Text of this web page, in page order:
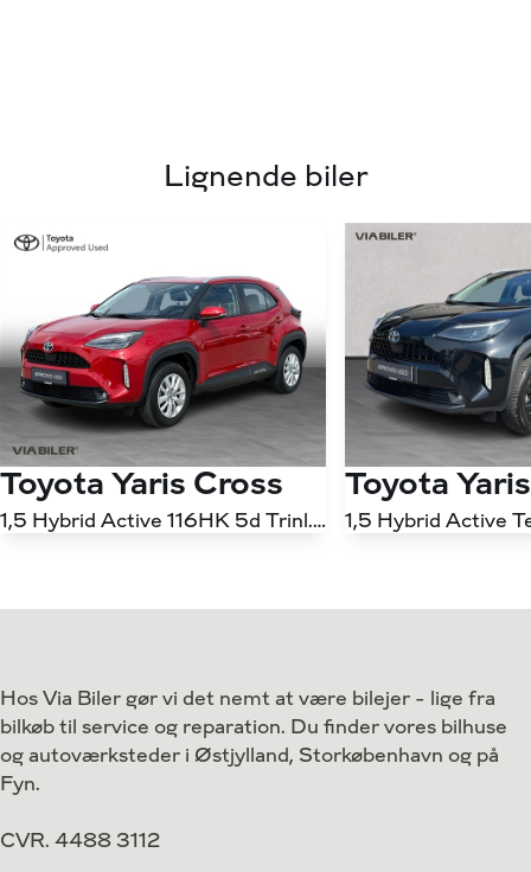
Lignende biler
Toyota Yaris Cross
1,5 Hybrid Active 116HK 5d Trinl. Gear
Kontant
224.900
Toyota
Kontant
Finansiering
Hos Via Biler gør vi det nemt at være bilejer - lige fra
bilkøb til service og reparation. Du finder vores bilhuse
og autoværksteder i Østjylland, Storkøbenhavn og på
Fyn.
CVR. 4488 3112